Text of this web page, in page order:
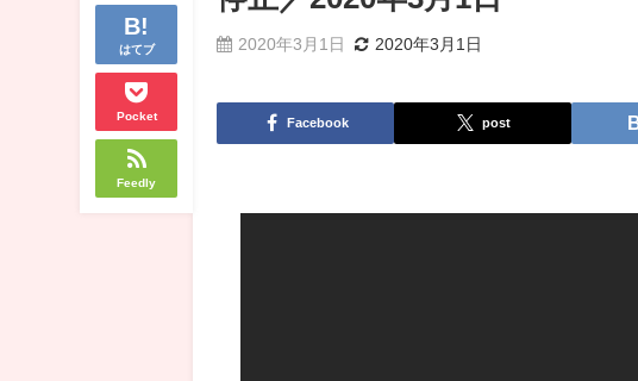
はてブ
Pocket
Feedly
2020年3月1日 2020年3月1日
Facebook post